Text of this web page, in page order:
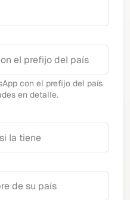
con el prefijo del país
en detalle.